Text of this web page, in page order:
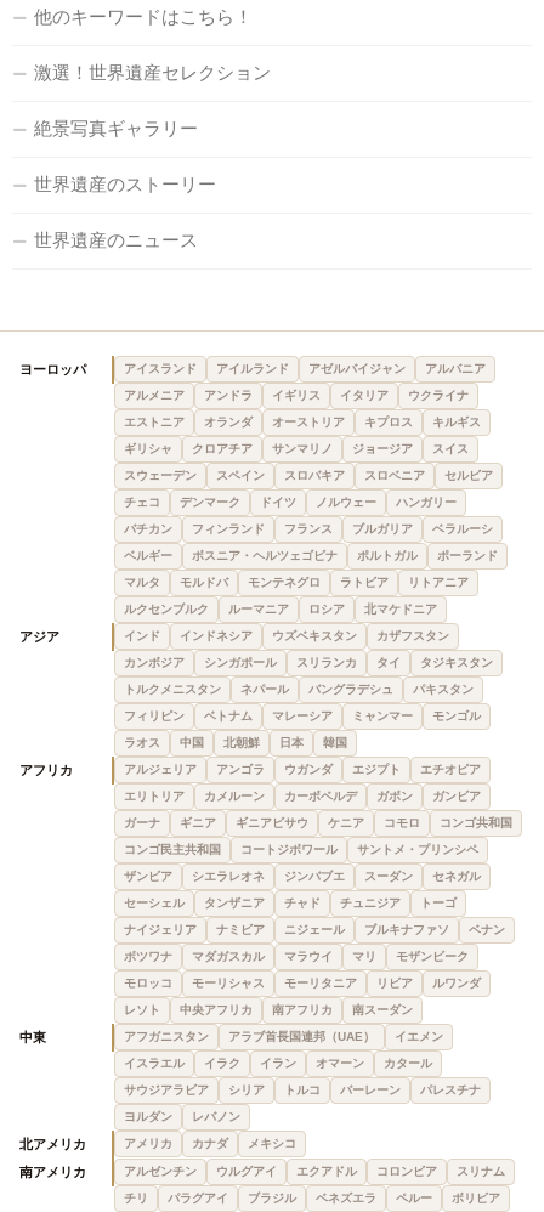
他のキーワードはこちら！
激選！世界遺産セレクション
絶景写真ギャラリー
世界遺産のストーリー
世界遺産のニュース
ヨーロッパ アイスランド アイルランド アゼルバイジャン
アルバニア
アルメニア
アンドラ イギリス イタリア
ウクライナ
エストニア
オランダ オーストリア キプロス
キルギス
ギリシャ
クロアチア サンマリノ ジョージア
スイス
スウェーデン
スペイン スロバキア スロベニア
セルビア
チェコ
デンマーク ドイツ ノルウェー
ハンガリー
バチカン
フィンランド フランス ブルガリア
ベラルーシ
ベルギー
ボスニア・ヘルツェゴビナ ポルトガル
ポーランド
マルタ
モルドバ モンテネグロ ラトビア
リトアニア
ルクセンブルク
ルーマニア ロシア 北マケドニア
アジア インド インドネシア ウズベキスタン
カザフスタン
カンボジア
シンガポール スリランカ タイ
タジキスタン
トルクメニスタン
ネパール バングラデシュ
パキスタン
フィリピン
ベトナム マレーシア ミャンマー
モンゴル
ラオス
中国 北朝鮮 日本 韓国
アフリカ アルジェリア アンゴラ ウガンダ エジプト
エチオピア
エリトリア
カメルーン カーボベルデ ガボン
ガンビア
ガーナ
ギニア ギニアビサウ ケニア コモロ
コンゴ共和国
コンゴ民主共和国
コートジボワール
サントメ・プリンシペ
ザンビア
シエラレオネ ジンバブエ スーダン
セネガル
セーシェル
タンザニア チャド チュニジア
トーゴ
ナイジェリア
ナミビア ニジェール ブルキナファソ
ベナン
ボツワナ
マダガスカル マラウイ マリ
モザンビーク
モロッコ
モーリシャス モーリタニア リビア
ルワンダ
レソト
中央アフリカ 南アフリカ 南スーダン
中東 アフガニスタン アラブ首長国連邦（UAE）
イエメン
イスラエル
イラク イラン オマーン
カタール
サウジアラビア
シリア トルコ バーレーン
パレスチナ
ヨルダン
レバノン
北アメリカ アメリカ カナダ メキシコ
南アメリカ アルゼンチン ウルグアイ エクアドル コロンビア
スリナム
チリ
パラグアイ ブラジル ベネズエラ ペルー ボリビア